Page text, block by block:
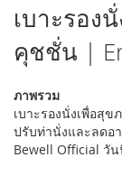
ข้าม
ไป
ที่
ส่วน
ต้น
ของ
แกล
เลอ
เบาะรอง
คุชชั่น |
ภาพรวม
เบาะรองนั่งเพื่อสุ
ปรับท่านั่งและลดอ
Bewell Official วั